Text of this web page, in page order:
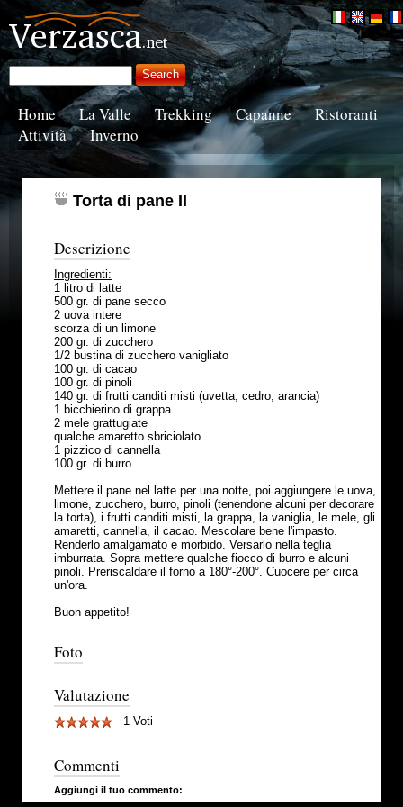
Home La Valle Trekking Capanne
Ristoranti
Attività
Inverno
Torta di pane II
Descrizione
Ingredienti:
1 litro di latte
500 gr. di pane secco
2 uova intere
scorza di un limone
200 gr. di zucchero
1/2 bustina di zucchero vanigliato
100 gr. di cacao
100 gr. di pinoli
140 gr. di frutti canditi misti (uvetta, cedro, arancia)
1 bicchierino di grappa
2 mele grattugiate
qualche amaretto sbriciolato
1 pizzico di cannella
100 gr. di burro
Mettere il pane nel latte per una notte, poi aggiungere le uova,
limone, zucchero, burro, pinoli (tenendone alcuni per decorare
la torta), i frutti canditi misti, la grappa, la vaniglia, le mele, gli
amaretti, cannella, il cacao. Mescolare bene l'impasto.
Renderlo amalgamato e morbido. Versarlo nella teglia
imburrata. Sopra mettere qualche fiocco di burro e alcuni
pinoli. Preriscaldare il forno a 180°-200°. Cuocere per circa
un'ora.
Buon appetito!
Foto
Valutazione
1 Voti
Commenti
Aggiungi il tuo commento: